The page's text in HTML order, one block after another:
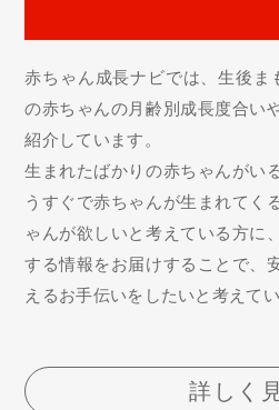
赤ちゃん成長ナビでは、生後ま
の赤ちゃんの月齢別成長度合い
紹介しています。
生まれたばかりの赤ちゃんがい
うすぐで赤ちゃんが生まれてく
ゃんが欲しいと考えている方に
する情報をお届けすることで、
えるお手伝いをしたいと考えてい
詳しく